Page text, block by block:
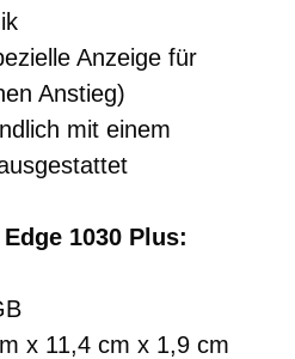
Anzeige für
Anstieg)
mit einem
1030 Plus:
x 11,4 cm x 1,9 cm